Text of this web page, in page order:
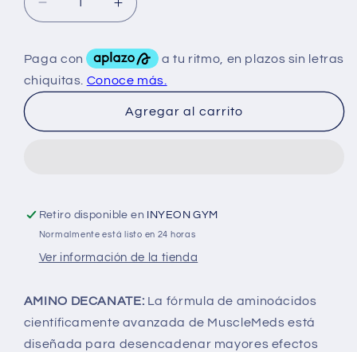
Reducir
cantidad
Muscle
Meds
Amino
30
Aumentar
cantidad
para
Muscle
Meds
Amino
Decanate
30
Agregar al carrito
Retiro disponible en INYEON GYM
Normalmente está listo en 24 horas
Ver información de la tienda
AMINO DECANATE: La fórmula de aminoácidos
científicamente avanzada de MuscleMeds está
diseñada para desencadenar mayores efectos